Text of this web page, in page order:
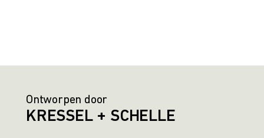
Ontworpen door
KRESSEL + SCHELLE